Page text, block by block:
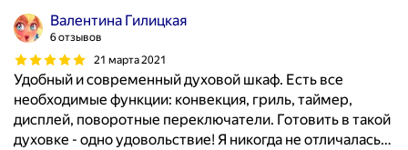
Валентина Гилицкая
6 отзывов
21 марта 2021
Удобный и современный духовой шкаф. Есть все
необходимые функции: конвекция, гриль, таймер,
дисплей, поворотные переключатели. Готовить в такой
духовке - одно удовольствие! Я никогда не отличалась…